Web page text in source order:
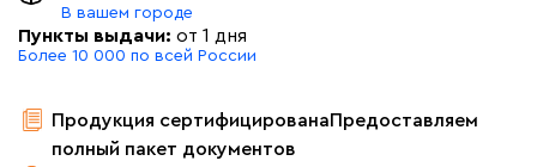
В вашем городе
Пункты выдачи: от 1 дня
Более 10 000 по всей России
Продукция сертифицированаПредоставляем
полный пакет документов